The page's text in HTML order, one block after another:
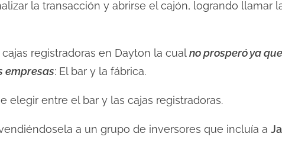
la transacción y abrirse el cajón, logrando llamar
registradoras en Dayton la cualno prosperó ya
empresas: El bar y la fábrica.
elegir entre el bar y las cajas registradoras.
a un grupo de inversores que incluía a